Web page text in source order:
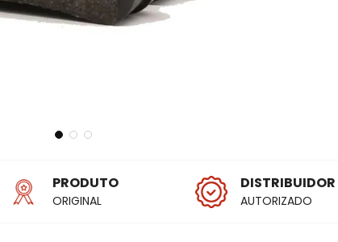
PRODUTO
ORIGINAL
DISTRIBUIDOR
AUTORIZADO